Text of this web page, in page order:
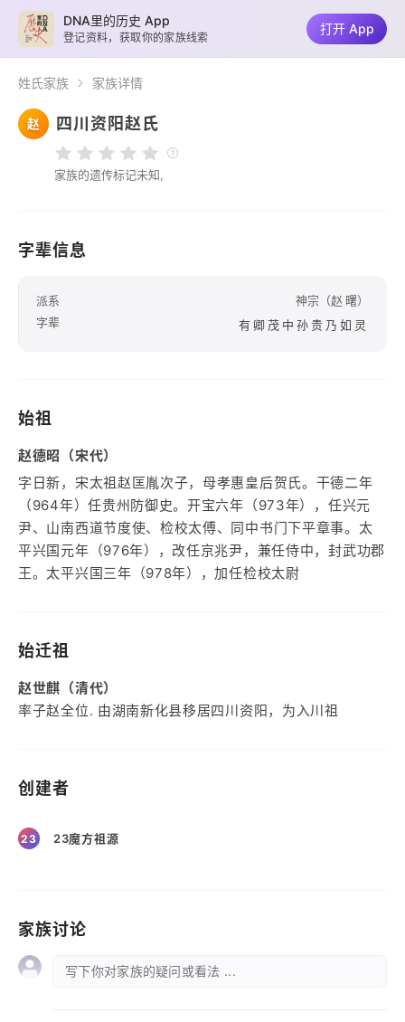
姓氏家族 家族详情
赵 四川资阳赵氏
家族的遗传标记未知,
字辈信息
派系
神宗（赵 曙）
字辈
有卿茂中孙贵乃如灵
始祖
赵德昭（宋代）
字日新，宋太祖赵匡胤次子，母孝惠皇后贺氏。干德二年
（964年）任贵州防御史。开宝六年（973年），任兴元
尹、山南西道节度使、检校太傅、同中书门下平章事。太
平兴国元年（976年），改任京兆尹，兼任侍中，封武功郡
王。太平兴国三年（978年），加任检校太尉
始迁祖
赵世麒（清代）
率子赵全位. 由湖南新化县移居四川资阳，为入川祖
创建者
23 23魔方祖源
家族讨论
写下你对家族的疑问或看法 ...
DNA里的历史 App
登记资料，获取你的家族线索
打开 App